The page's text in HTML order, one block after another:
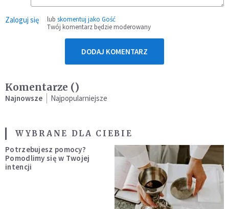
Zaloguj się lub skomentuj jako Gość
Twój komentarz będzie moderowany
DODAJ KOMENTARZ
Komentarze ()
Najnowsze Najpopularniejsze
WYBRANE DLA CIEBIE
Potrzebujesz pomocy?
Pomodlimy się w Twojej
intencji